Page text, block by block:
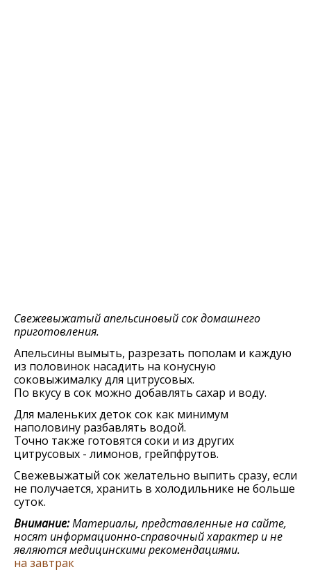
Свежевыжатый апельсиновый сок домашнего
приготовления.
Апельсины вымыть, разрезать пополам и каждую
из половинок насадить на конусную
соковыжималку для цитрусовых.
По вкусу в сок можно добавлять сахар и воду.
Для маленьких деток сок как минимум
наполовину разбавлять водой.
Точно также готовятся соки и из других
цитрусовых - лимонов, грейпфрутов.
Свежевыжатый сок желательно выпить сразу, если
не получается, хранить в холодильнике не больше
суток.
Внимание:Материалы, представленные на сайте,
носят информационно-справочный характер и не
являются медицинскими рекомендациями.
на завтрак